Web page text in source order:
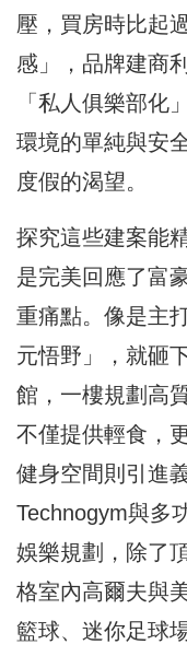
壓，買房時比起
感」，品牌建商
「私人俱樂部化
環境的單純與安
度假的渴望。
探究這些建案能
是完美回應了富
重痛點。像是主
元悟野」，就砸
館，一樓規劃高
不僅提供輕食，
健身空間則引進
Technogym與多
娛樂規劃，除了
格室內高爾夫與
籃球、迷你足球